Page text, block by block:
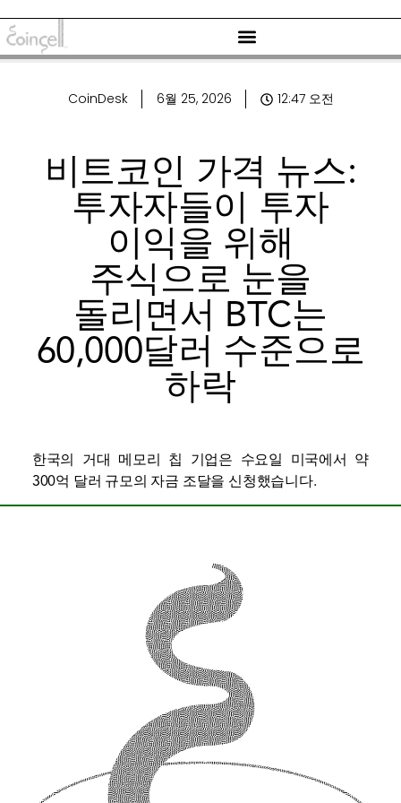
CoinDesk 6월 25, 2026 12:47 오전
비트코인 가격 뉴스:
투자자들이 투자
이익을 위해
주식으로 눈을
돌리면서 BTC는
60,000달러 수준으로
하락
한국의 거대 메모리 칩 기업은 수요일 미국에서 약
300억 달러 규모의 자금 조달을 신청했습니다.